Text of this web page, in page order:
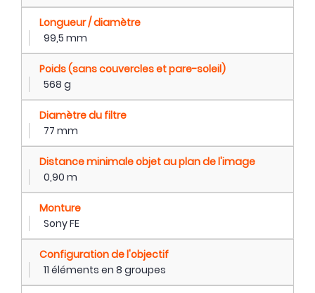
Longueur / diamètre
99,5 mm
Poids (sans couvercles et pare-soleil)
568 g
Diamètre du filtre
77 mm
Distance minimale objet au plan de l'image
0,90 m
Monture
Sony FE
Configuration de l'objectif
11 éléments en 8 groupes